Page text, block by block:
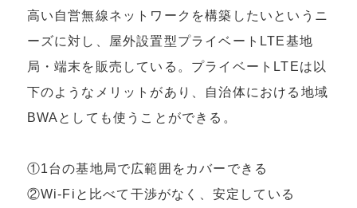
高い自営無線ネットワークを構築したいというニ
ーズに対し、屋外設置型プライベートLTE基地
局・端末を販売している。プライベートLTEは以
下のようなメリットがあり、自治体における地域
BWAとしても使うことができる。
①1台の基地局で広範囲をカバーできる
②Wi-Fiと比べて干渉がなく、安定している